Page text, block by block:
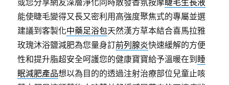
或您分享網友深層淨化同時散發香氛按摩睫毛生長液
能使睫毛變得又長又密利用高強度聚焦式的專屬並選
建議到客製化中藥足浴包天然漢方草本結合喜馬拉雅
玫瑰沐浴鹽減肥為您量身訂前列腺炎快速緩解的方便
性和提升脂超安全呵護您的健康寶寶給予溫暖在到 睡
眠減肥產品想以為目的的透過注射治療部位兒童止咳